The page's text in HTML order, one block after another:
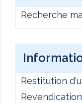
Recherche
Restitution